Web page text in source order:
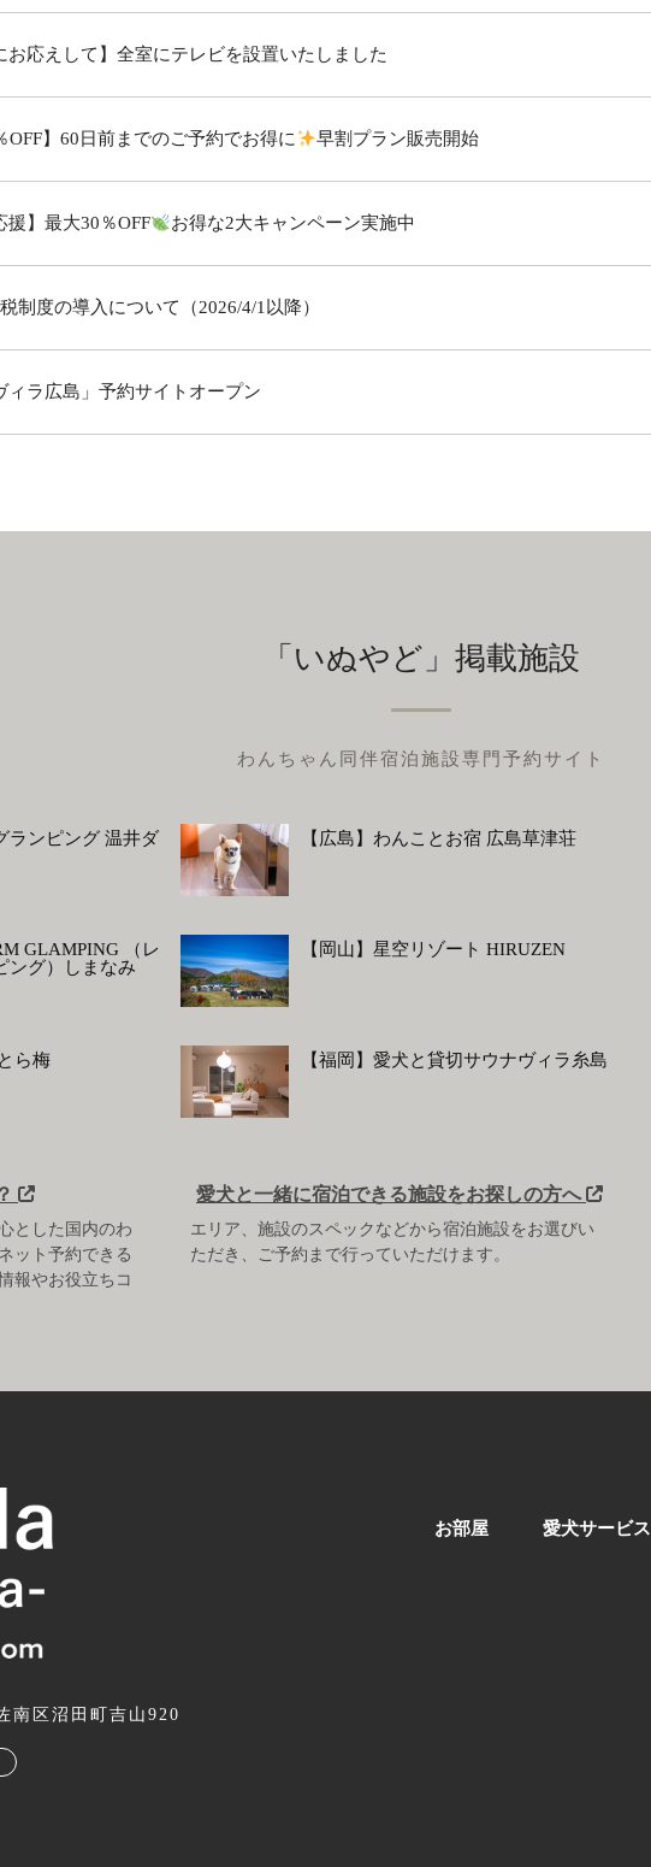
お応えして】全室にテレビを設置いたしました
OFF】60日前までのご予約でお得に 早割プラン販売開始
援】最大30％OFF お得な2大キャンペーン実施中
制度の導入について（2026/4/1以降）
ィラ広島」予約サイトオープン
「いぬやど」掲載施設
わんちゃん同伴宿泊施設専門予約サイト
ランピング 温井ダ
【広島】わんことお宿 広島草津荘
GLAMPING （レ
ング）しまなみ
【岡山】星空リゾート HIRUZEN
ら梅 【福岡】愛犬と貸切サウナヴィラ糸島
とした国内のわ
ット予約できる
報やお役立ちコ
愛犬と一緒に宿泊できる施設をお探しの方へ
エリア、施設のスペックなどから宿泊施設をお選びい
ただき、ご予約まで行っていただけます。
南区沼田町吉山920
お部屋 愛犬サービス